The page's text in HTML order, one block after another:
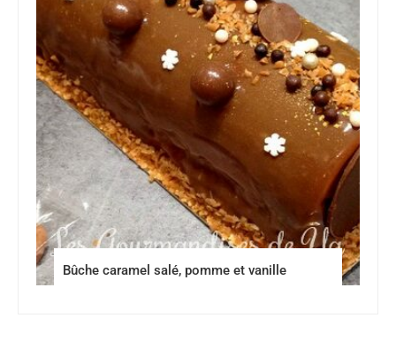
Bûche caramel salé, pomme et vanille